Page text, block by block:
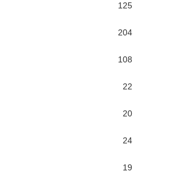
125
204
108
22
20
24
19